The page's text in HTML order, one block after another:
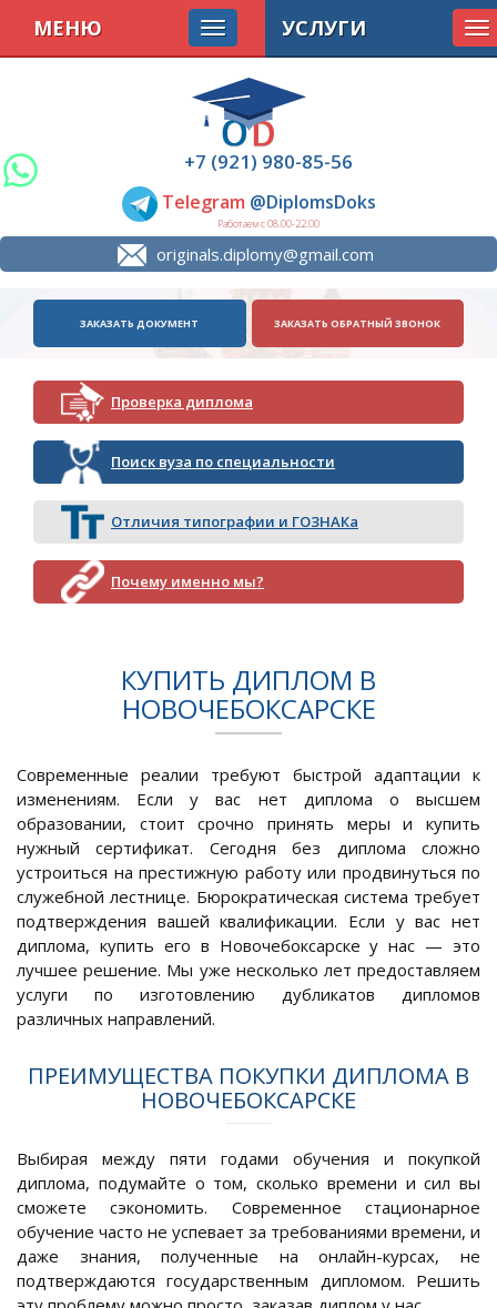
+7 (921) 980-85-56
Telegram @DiplomsDoks
Работаем с 08.00-22.00
originals.diplomy@gmail.com
МЕНЮ
ЗАКАЗАТЬ ДОКУМЕНТ ЗАКАЗАТЬ ОБРАТНЫЙ ЗВОНОК
Проверка диплома
Поиск вуза по специальности
Отличия типографии и ГОЗНАКа
Почему именно мы?
УСЛУГИ
КУПИТЬ ДИПЛОМ В
НОВОЧЕБОКСАРСКЕ
Современные реалии требуют быстрой адаптации к
изменениям. Если у вас нет диплома о высшем
образовании, стоит срочно принять меры и купить
нужный сертификат. Сегодня без диплома сложно
устроиться на престижную работу или продвинуться по
служебной лестнице. Бюрократическая система требует
подтверждения вашей квалификации. Если у вас нет
диплома, купить его в Новочебоксарске у нас — это
лучшее решение. Мы уже несколько лет предоставляем
услуги по изготовлению дубликатов дипломов
различных направлений.
ПРЕИМУЩЕСТВА ПОКУПКИ ДИПЛОМА В
НОВОЧЕБОКСАРСКЕ
Выбирая между пяти годами обучения и покупкой
диплома, подумайте о том, сколько времени и сил вы
сможете сэкономить. Современное стационарное
обучение часто не успевает за требованиями времени, и
даже знания, полученные на онлайн-курсах, не
подтверждаются государственным дипломом. Решить